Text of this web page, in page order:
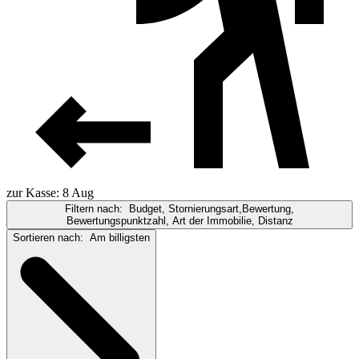
zur Kasse: 8 Aug
Filtern nach:
Budget, Stornierungsart,Bewertung,
Bewertungspunktzahl, Art der Immobilie, Distanz
Sortieren nach: Am billigsten